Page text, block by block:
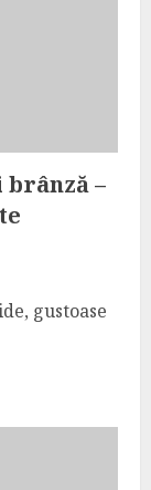
–
gustoase